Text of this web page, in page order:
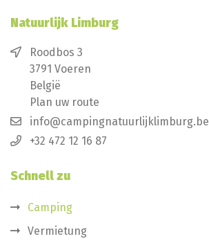
Natuurlijk Limburg
Roodbos 3
3791 Voeren
België
Plan uw route
info@campingnatuurlijklimburg.be
+32 472 12 16 87
Schnell zu
Camping
Vermietung